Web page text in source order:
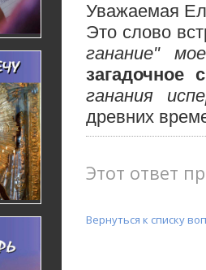
Уважаемая
Это слово
ганание"
загадочное
ганания
древних
Этот ответ
Вернуться к списку